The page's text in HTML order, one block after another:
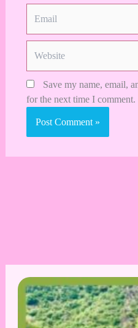
Save my name, email,
for the next time I comment.